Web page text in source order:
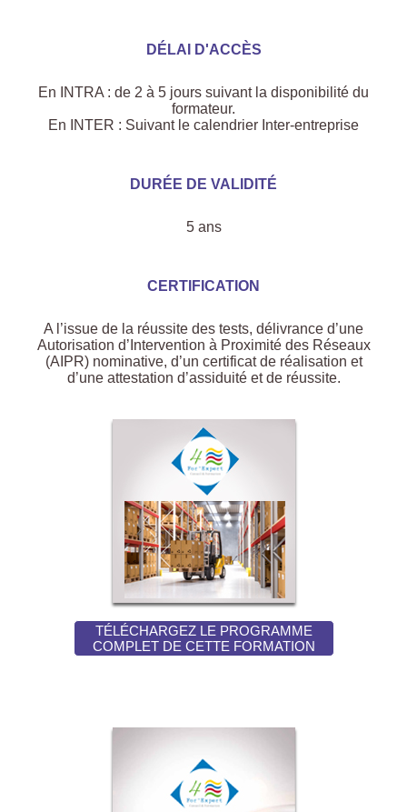
DÉLAI D'ACCÈS
En INTRA : de 2 à 5 jours suivant la disponibilité du
formateur.
En INTER : Suivant le calendrier Inter-entreprise
DURÉE DE VALIDITÉ
5 ans
CERTIFICATION
A l’issue de la réussite des tests, délivrance d’une
Autorisation d’Intervention à Proximité des Réseaux
(AIPR) nominative, d’un certificat de réalisation et
d’une attestation d’assiduité et de réussite.
TÉLÉCHARGEZ LE PROGRAMME
COMPLET DE CETTE FORMATION